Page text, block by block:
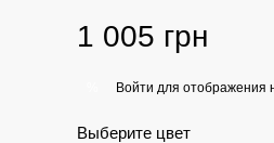
1 005 грн
Войти для отображения
Выберите цвет